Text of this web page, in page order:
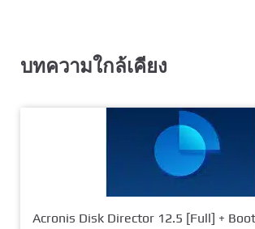
บทความใกล้เคียง
Acronis Disk Director 12.5 [Full] +